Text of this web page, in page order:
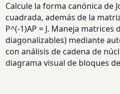
Calcule la forma canónica de
cuadrada, además de la
P^(-1)AP = J. Maneja matrices
diagonalizables) mediante
con análisis de cadena de
diagrama visual de bloques